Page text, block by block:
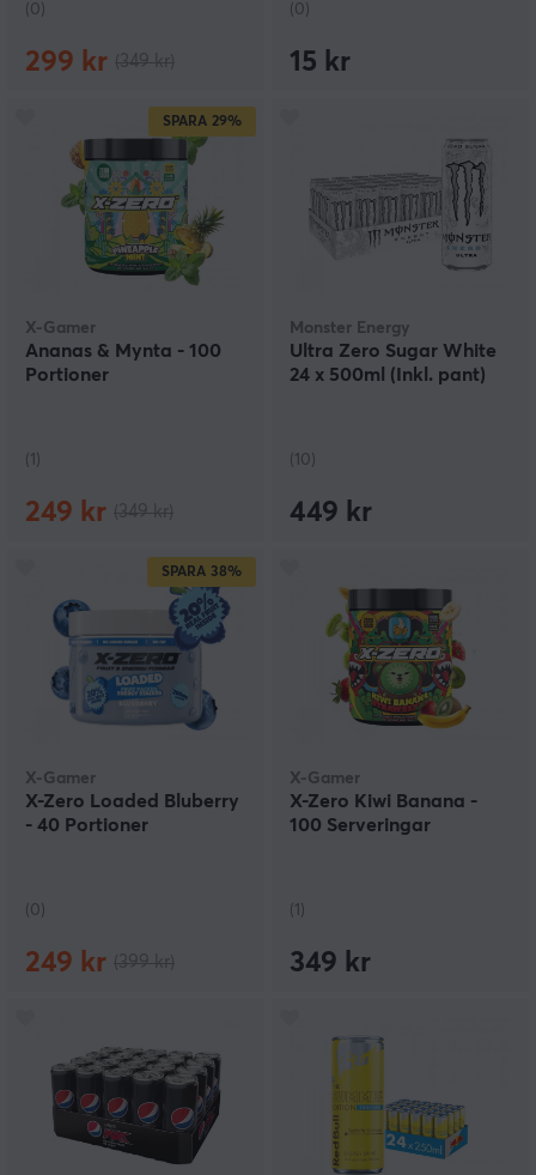
(0)
299 kr
(0)
15 kr
SPARA 29%
X-Gamer
Ananas & Mynta - 100
Portioner
(1)
249 kr
Monster Energy
Ultra Zero Sugar White
24 x 500ml (Inkl. pant)
(10)
449 kr
SPARA 38%
X-Gamer
X-Zero Loaded Bluberry
- 40 Portioner
(0)
249 kr
X-Gamer
X-Zero Kiwi Banana -
100 Serveringar
(1)
349 kr